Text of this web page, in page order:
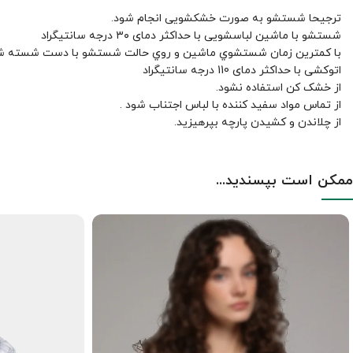
ترجیحا شستشو به صورت خشکشویی انجام شود.
شستشو با ماشین لباسشویی با حداکثر دمای ۳۰ درجه سانتیگراد
با کمترين زمان شستشوي ماشين و روي حالت شستشو با دست شسته
اتوکشی با حداکثر دمای 110 درجه سانتیگراد
از خشک کن استفاده نشود.
از تماس مواد سفید کننده با لباس اجتناب شود .
از چلاندن و کشيدن پارچه بپرهيزيد.
ممکن است بپسندید...